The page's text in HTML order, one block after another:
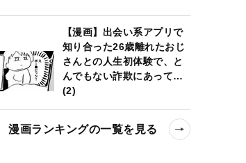
【漫画】出会い系アプリで
知り合った26歳離れたおじ
さんとの人生初体験で、と
んでもない詐欺にあって…
(2)
漫画ランキングの一覧を見る